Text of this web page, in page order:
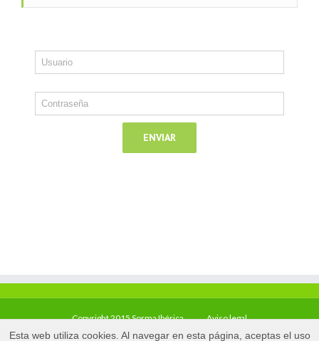
Copyright 2015 Sorma Ibérica Aviso legal
Esta web utiliza cookies. Al navegar en esta página, aceptas el uso